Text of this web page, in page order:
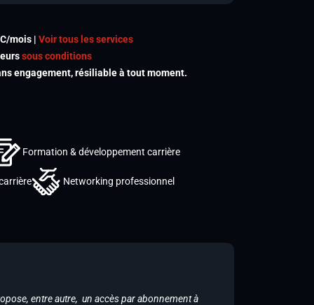
mois | Voir tous les services
sous conditions
engagement, résiliable à tout moment.
Formation & développement carrière
Networking professionnel
entre autre, un accès par abonnement à